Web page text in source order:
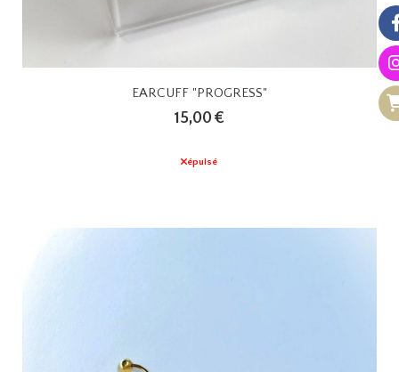
EARCUFF "PROGRESS"
15,00 €
épuisé